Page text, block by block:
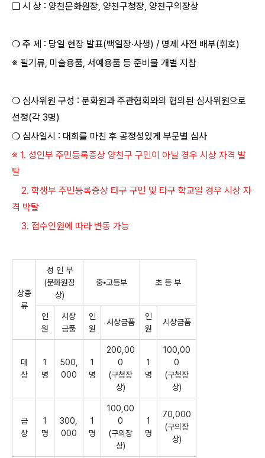
❏ 시 상 : 양천문화원장, 양천구청장, 양천구의장상
❍ 주 제 : 당일 현장 발표(백일장·사생) / 명제 사전 배부(휘호)
※ 필기류, 미술용품, 서예용품 등 준비물 개별 지참
❍ 심사위원 구성 : 문화원과 주관협회와의 협의된 심사위원으로
선정(각 3명)
❍ 심사일시 : 대회를 마친 후 공정성있게 부문별 심사
※ 1. 성인부 주민등록증상 양천구 구민이 아닐 경우 시상 자격 발
탈
2. 학생부 주민등록증상 타구 구민 및 타구 학교일 경우 시상 자
격 박탈
3. 접수인원에 따라 변동 가능
상종
류
성 인 부
(문화원장
상)
중⦁고등부 초 등 부
인
원
시상
금품
인
원
시상금품
인
원
시상금품
대
상
1
명
500,
000
1
명
200,00
0
(구청장
상)
1
명
100,00
0
(구청장
상)
금
상
1
명
300,
000
1
명
100,00
0
(구의장
상)
1
명
70,000
(구의장
상)